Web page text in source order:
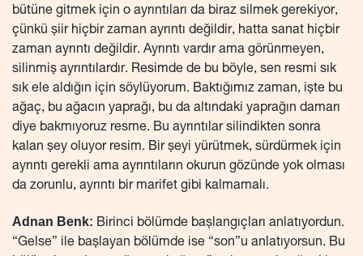
bütüne gitmek için o ayrıntıları da biraz silmek gerekiyor,
çünkü şiir hiçbir zaman ayrıntı değildir, hatta sanat hiçbir
zaman ayrıntı değildir. Ayrıntı vardır ama görünmeyen,
silinmiş ayrıntılardır. Resimde de bu böyle, sen resmi sık
sık ele aldığın için söylüyorum. Baktığımız zaman, işte bu
ağaç, bu ağacın yaprağı, bu da altındaki yaprağın damarı
diye bakmıyoruz resme. Bu ayrıntılar silindikten sonra
kalan şey oluyor resim. Bir şeyi yürütmek, sürdürmek için
ayrıntı gerekli ama ayrıntıların okurun gözünde yok olması
da zorunlu, ayrıntı bir marifet gibi kalmamalı.
Adnan Benk: Birinci bölümde başlangıçları anlatıyordun.
“Gelse” ile başlayan bölümde ise “son”u anlatıyorsun. Bu